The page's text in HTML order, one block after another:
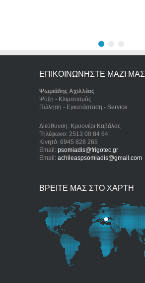
ΕΠΙΚΟΙΝΩΝΗΣΤΕ ΜΑΖΙ ΜΑΣ
Ψωμιάδης Αχιλλέας
Ψύξη - Κλιματισμός
Πώληση - Εγκατάσταση - Service
Διεύθυνση: Κρυονέρι Καβάλας
Τηλέφωνο: 2513 00 84 64
Κινητό: 6945 828 265
Email: psomiadis@frigotec.gr
Email: achileaspsomiadis@gmail.com
ΒΡΕΙΤΕ ΜΑΣ ΣΤΟ ΧΑΡΤΗ